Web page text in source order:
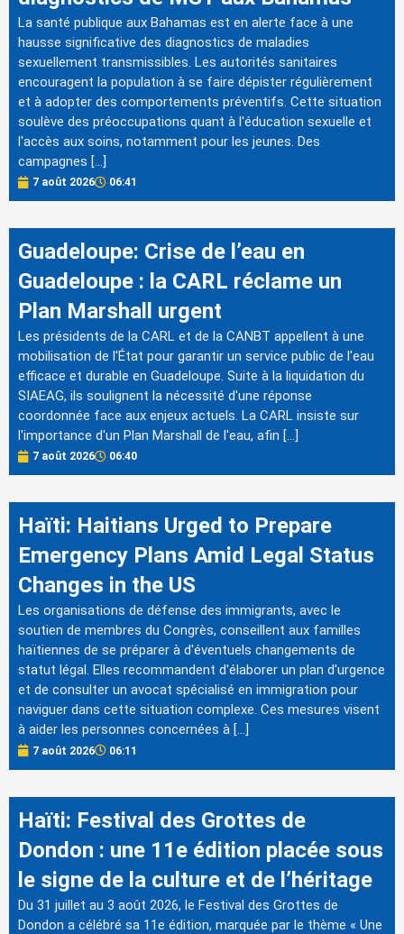
La santé publique aux Bahamas est en alerte face à une
hausse significative des diagnostics de maladies
sexuellement transmissibles. Les autorités sanitaires
encouragent la population à se faire dépister régulièrement
et à adopter des comportements préventifs. Cette situation
soulève des préoccupations quant à l'éducation sexuelle et
l'accès aux soins, notamment pour les jeunes. Des
campagnes […]
7 août 2026 06:41
Guadeloupe: Crise de l’eau en
Guadeloupe : la CARL réclame un
Plan Marshall urgent
Les présidents de la CARL et de la CANBT appellent à une
mobilisation de l'État pour garantir un service public de l'eau
efficace et durable en Guadeloupe. Suite à la liquidation du
SIAEAG, ils soulignent la nécessité d'une réponse
coordonnée face aux enjeux actuels. La CARL insiste sur
l'importance d'un Plan Marshall de l'eau, afin […]
7 août 2026 06:40
Haïti: Haitians Urged to Prepare
Emergency Plans Amid Legal Status
Changes in the US
Les organisations de défense des immigrants, avec le
soutien de membres du Congrès, conseillent aux familles
haïtiennes de se préparer à d'éventuels changements de
statut légal. Elles recommandent d'élaborer un plan d'urgence
et de consulter un avocat spécialisé en immigration pour
naviguer dans cette situation complexe. Ces mesures visent
à aider les personnes concernées à […]
7 août 2026 06:11
Haïti: Festival des Grottes de
Dondon : une 11e édition placée sous
le signe de la culture et de l’héritage
Du 31 juillet au 3 août 2026, le Festival des Grottes de
Dondon a célébré sa 11e édition, marquée par le thème « Une